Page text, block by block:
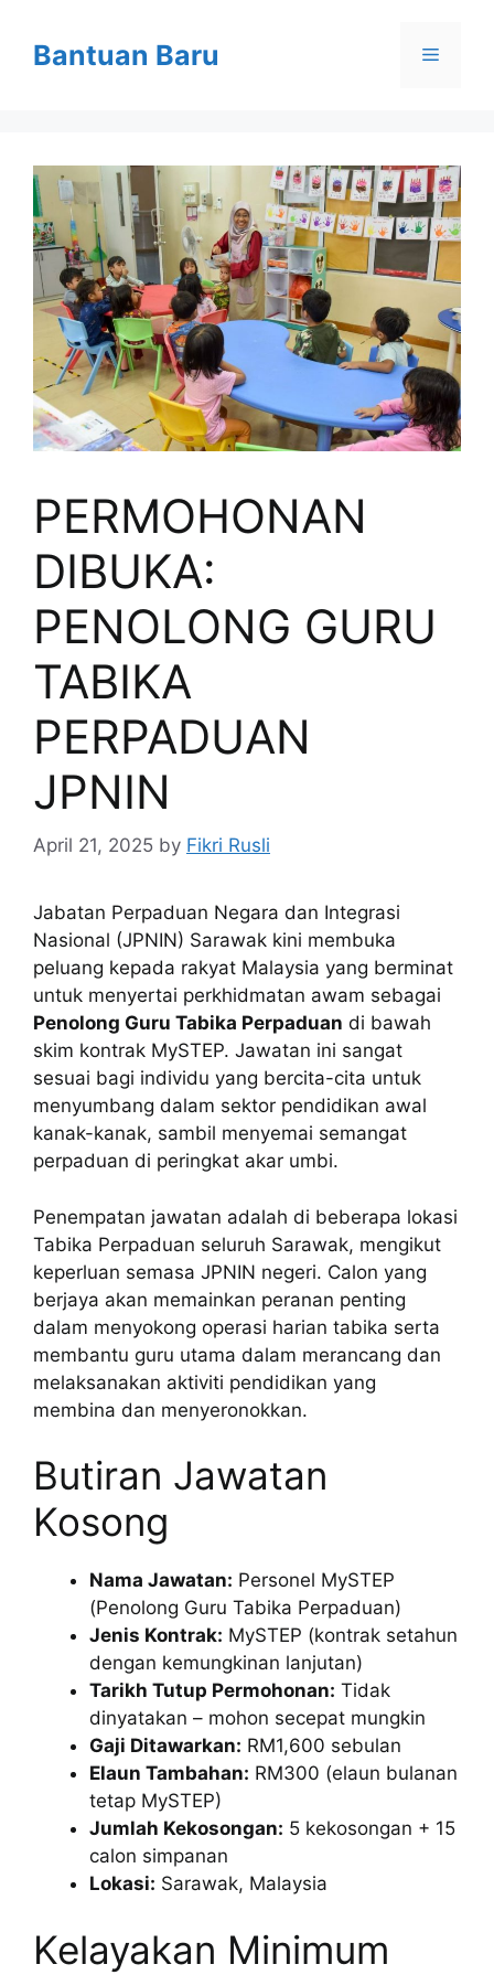
contentBantuan Baru Menu
PERMOHONAN
DIBUKA:
PENOLONG GURU
TABIKA
PERPADUAN
JPNIN
April 21, 2025 by Fikri Rusli
Jabatan Perpaduan Negara dan Integrasi
Nasional (JPNIN) Sarawak kini membuka
peluang kepada rakyat Malaysia yang berminat
untuk menyertai perkhidmatan awam sebagai
Penolong Guru Tabika Perpaduan di bawah
skim kontrak MySTEP. Jawatan ini sangat
sesuai bagi individu yang bercita-cita untuk
menyumbang dalam sektor pendidikan awal
kanak-kanak, sambil menyemai semangat
perpaduan di peringkat akar umbi.
Penempatan jawatan adalah di beberapa lokasi
Tabika Perpaduan seluruh Sarawak, mengikut
keperluan semasa JPNIN negeri. Calon yang
berjaya akan memainkan peranan penting
dalam menyokong operasi harian tabika serta
membantu guru utama dalam merancang dan
melaksanakan aktiviti pendidikan yang
membina dan menyeronokkan.
Butiran Jawatan
Kosong
Nama Jawatan: Personel MySTEP
(Penolong Guru Tabika Perpaduan)
Jenis Kontrak: MySTEP (kontrak setahun
dengan kemungkinan lanjutan)
Tarikh Tutup Permohonan: Tidak
dinyatakan – mohon secepat mungkin
Gaji Ditawarkan: RM1,600 sebulan
Elaun Tambahan: RM300 (elaun bulanan
tetap MySTEP)
Jumlah Kekosongan: 5 kekosongan + 15
calon simpanan
Lokasi: Sarawak, Malaysia
Kelayakan Minimum